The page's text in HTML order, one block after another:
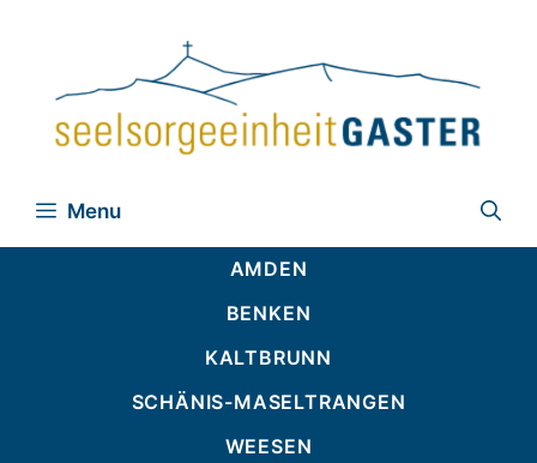
Menu
AMDEN
BENKEN
KALTBRUNN
SCHÄNIS-MASELTRANGEN
WEESEN